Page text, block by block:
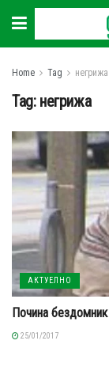
Home Tag негрижа
Tag: негрижа
АКТУЕЛНО
Почина
25/01/2017